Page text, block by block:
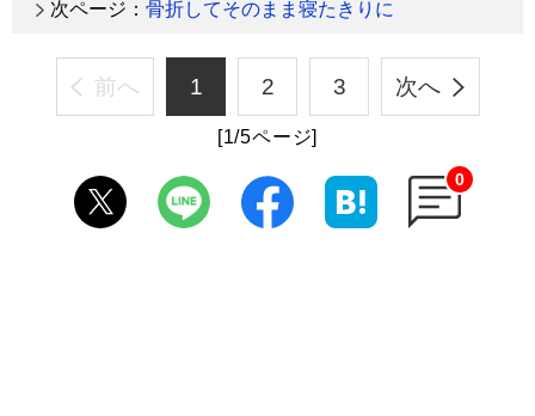
次ページ： 骨折してそのまま寝たきりに
前へ 1 2 3 次へ
[1/5ページ]
0